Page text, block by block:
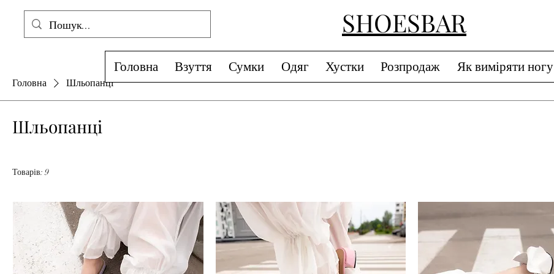
SHOESBAR
Головна Взуття Сумки Одяг Хустки Розпродаж Як виміряти ногу
Головна Шльопанці
Шльопанці
Товарів: 9